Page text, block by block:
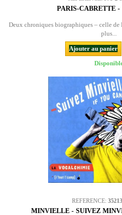
PARIS-CABRETTE
Deux chroniques biographiques – celle
plus...
Ajouter au panier
REFERENCE:
MINVIELLE - SUIVEZ